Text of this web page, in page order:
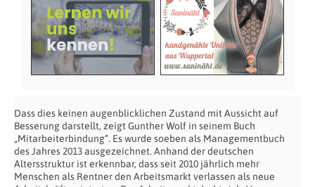
Dass dies keinen augenblicklichen Zustand mit Aussicht auf
Besserung darstellt, zeigt Gunther Wolf in seinem Buch
„Mitarbeiterbindung“. Es wurde soeben als Managementbuch
des Jahres 2013 ausgezeichnet. Anhand der deutschen
Altersstruktur ist erkennbar, dass seit 2010 jährlich mehr
Menschen als Rentner den Arbeitsmarkt verlassen als neue